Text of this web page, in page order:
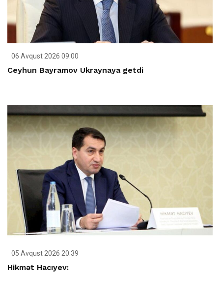
06 Avqust 2026 09:00
Ceyhun Bayramov Ukraynaya getdi
05 Avqust 2026 20:39
Hikmət Hacıyev: